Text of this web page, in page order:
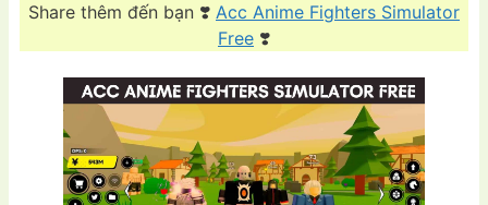
Share thêm đến bạn ❣️ Acc Anime Fighters Simulator
Free ❣️